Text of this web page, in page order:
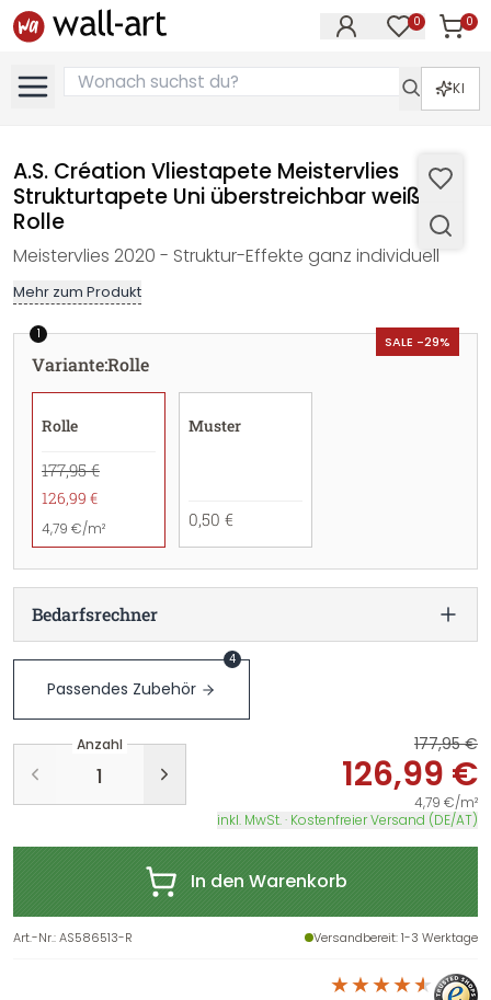
0 0
KI
A.S. Création Vliestapete Meistervlies
Strukturtapete Uni überstreichbar weiß -
Rolle
Meistervlies 2020 - Struktur-Effekte ganz individuell
Mehr zum Produkt
SALE -29%
1
Variante:Rolle
Rolle
177,95 €
126,99 €
4,79 €/m²
Muster
0,50 €
Bedarfsrechner
Passendes Zubehör
4
Anzahl 177,95 €
126,99 €
4,79 €/m²
inkl. MwSt. · Kostenfreier Versand (DE/AT)
In den Warenkorb
Art.-Nr.:AS586513-R Versandbereit: 1-3 Werktage